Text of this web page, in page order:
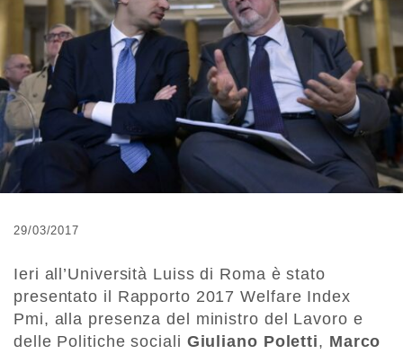
29/03/2017
Ieri all’Università Luiss di Roma è stato
presentato il Rapporto 2017 Welfare Index
Pmi, alla presenza del ministro del Lavoro e
delle Politiche sociali Giuliano Poletti, Marco